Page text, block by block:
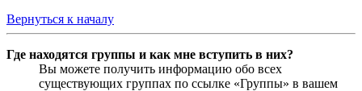
Вернуться к началу
Где находятся группы и как мне вступить в них?
Вы можете получить информацию обо всех
существующих группах по ссылке «Группы» в вашем